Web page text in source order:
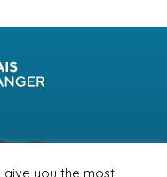
you the most